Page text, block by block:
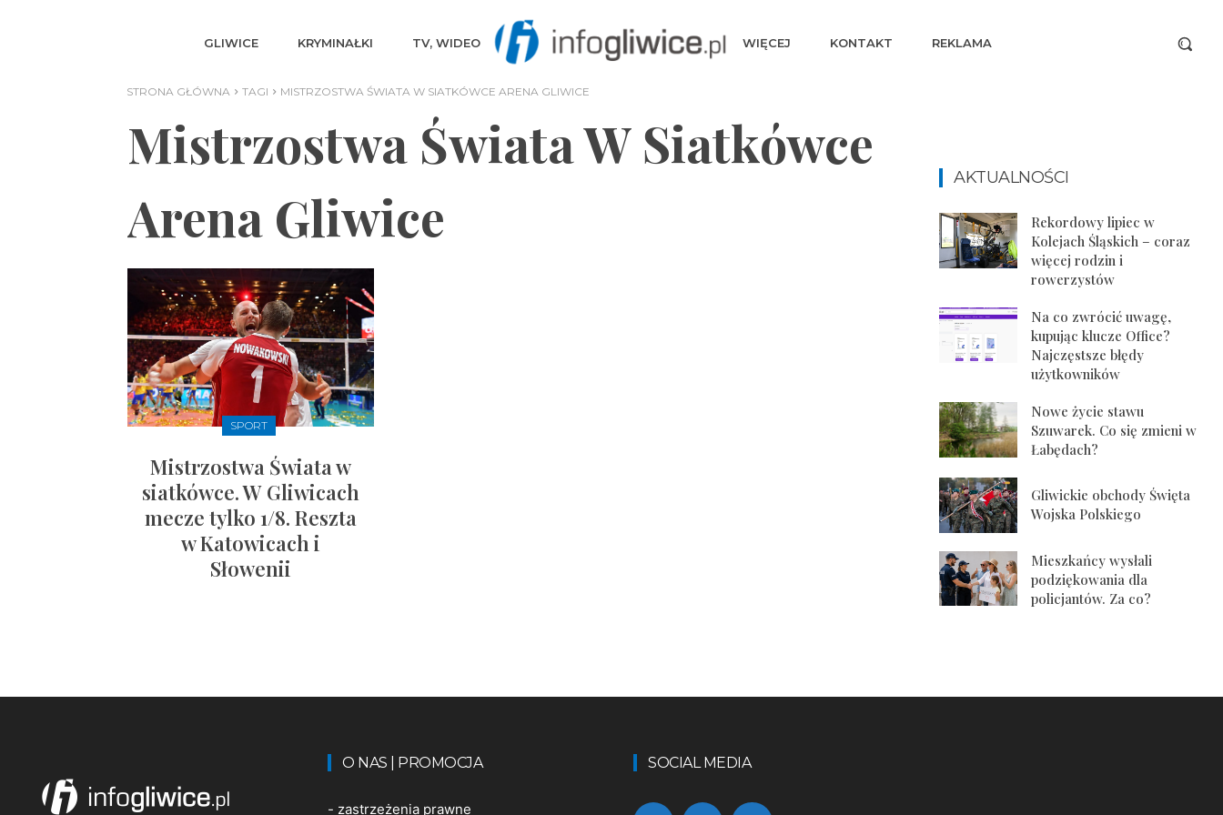
GLIWICE KRYMINAŁKI TV, WIDEO WIĘCEJ KONTAKT REKLAMA
STRONA GŁÓWNA TAGI MISTRZOSTWA ŚWIATA W SIATKÓWCE ARENA GLIWICE
Mistrzostwa Świata W Siatkówce
Arena Gliwice
SPORT
Mistrzostwa Świata w
siatkówce. W Gliwicach
mecze tylko 1/8. Reszta
w Katowicach i
Słowenii
AKTUALNOŚCI
Rekordowy lipiec w
Kolejach Śląskich – coraz
więcej rodzin i
rowerzystów
Na co zwrócić uwagę,
kupując klucze Office?
Najczęstsze błędy
użytkowników
Nowe życie stawu
Szuwarek. Co się zmieni w
Łabędach?
Gliwickie obchody Święta
Wojska Polskiego
Mieszkańcy wysłali
podziękowania dla
policjantów. Za co?
O NAS | PROMOCJA
- zastrzeżenia prawne
SOCIAL MEDIA